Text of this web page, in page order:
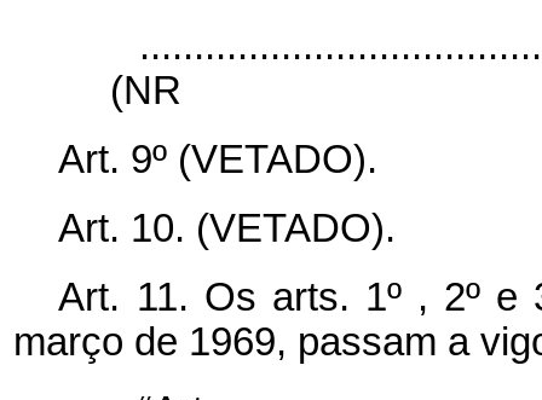
(NR
Art. 9º (VETADO).
Art. 10. (VETADO).
Art. 11. Os arts. 1º , 2º e
março de 1969, passam a